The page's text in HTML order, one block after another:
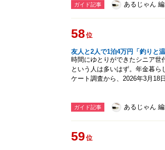
ガイド記事 あるじゃん
58位
友人と2人で1泊4万円「釣りと
時間にゆとりができたシニア世
という人は多いはず。年金暮
ケート調査から、2026年3月18
ガイド記事 あるじゃん
59 位